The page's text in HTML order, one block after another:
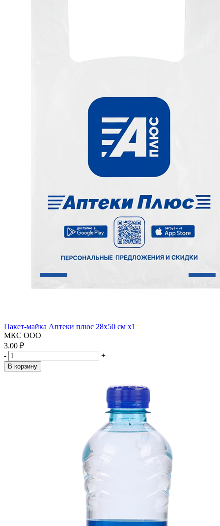
Пакет-майка Аптеки плюс 28х50 см x1
МКС ООО
3.00 ₽
-
+
В корзину